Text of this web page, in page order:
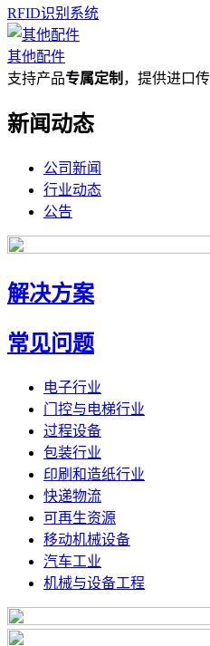
RFID识别系统
其他配件
支持产品专属定制 ，提供进口
新闻动态
公司新闻
行业动态
公告
解决方案
常见问题
电子行业
门控与电梯行业
过程设备
包装行业
印刷和造纸行业
快递物流
可再生资源
移动机械设备
汽车工业
机械与设备工程